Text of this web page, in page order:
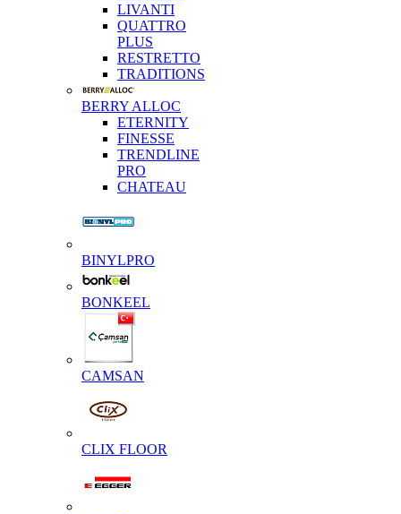
LIVANTI
QUATTRO
PLUS
RESTRETTO
TRADITIONS
BERRY ALLOC
ETERNITY
FINESSE
TRENDLINE
PRO
CHATEAU
BINYLPRO
BONKEEL
CAMSAN
CLIX FLOOR